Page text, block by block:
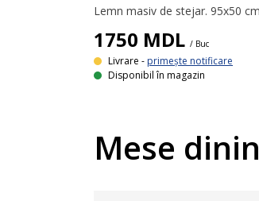
Lemn masiv de stejar. 95x50 cm
1750 MDL / Buc
Livrare - primește notificare
Disponibil în magazin
Mese